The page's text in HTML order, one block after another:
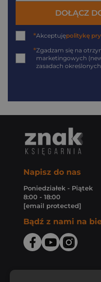
DOŁĄCZ
*Akceptujępolitykę
*Zgadzam się na
marketingowych
zasadach
Napisz do nas
Poniedziałek - Piątek
8:00 - 18:00
[email protected]
Bądź z nami na